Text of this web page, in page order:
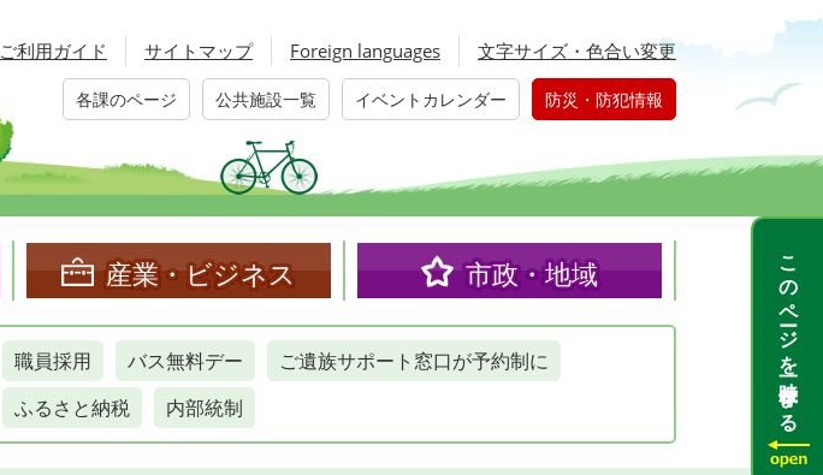
ご利用ガイド サイトマップ Foreign languages 文字サイズ・色合い変更
各課のページ 公共施設一覧 イベントカレンダー 防災・防犯情報
産業・ビジネス 市政・地域
職員採用 バス無料デー
ご遺族サポート窓口が予約制に
ふるさと納税
内部統制 このページを一時保存する